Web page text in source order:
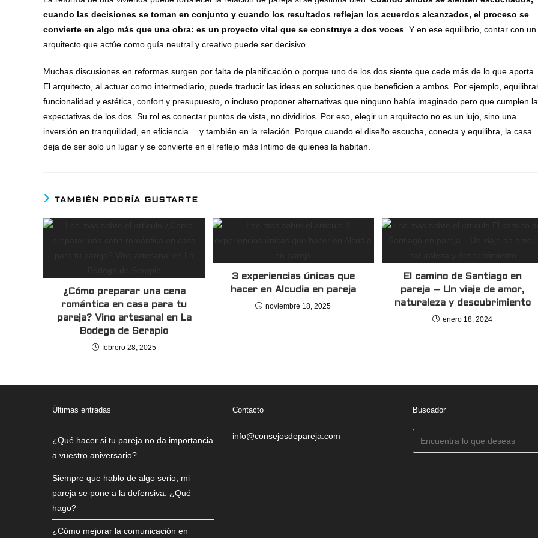
cuando las decisiones se toman en conjunto y cuando los resultados reflejan los acuerdos alcanzados, el proceso se
convierte en algo más que una obra: es un proyecto vital que se construye a dos voces. Y en ese equilibrio, contar con un
arquitecto que actúe como guía neutral y creativo puede ser decisivo.
Muchas discusiones en reformas surgen por falta de planificación o porque uno de los dos siente que cede más de lo que aporta.
El arquitecto, al actuar como intermediario, puede traducir las ideas en soluciones que beneficien a ambos. Por ejemplo,
funcionalidad y estética, confort y presupuesto, o incluso proponer alternativas que ninguno había imaginado pero que cumplen
expectativas de los dos. Su rol es conectar puntos de vista, no dividirlos. Por eso, elegir un arquitecto no es un lujo, sino una
inversión en tranquilidad, en eficiencia… y también en la relación. Porque cuando el diseño escucha, conecta y equilibra, la casa
deja de ser solo un lugar y se convierte en el reflejo más íntimo de quienes la habitan.
TAMBIÉN PODRÍA GUSTARTE
¿Cómo preparar una cena
romántica en casa para tu
pareja? Vino artesanal en La
Bodega de Serapio
febrero 28, 2025
3 experiencias únicas que
hacer en Alcudia en pareja
noviembre 18, 2025
El camino de Santiago en
pareja – Un viaje de amor,
naturaleza y descubrimiento
enero 18, 2024
Últimas entradas
¿Qué hacer si tu pareja no da importancia
a vuestro aniversario?
Siempre que hablo de algo serio, mi
pareja se pone a la defensiva: ¿Qué
hago?
¿Cómo mejorar la comunicación en
Contacto
info@consejosdepareja.com
Buscador